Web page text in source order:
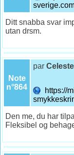
Ditt snabba svar
utan drsm.
Note
n°864
parCeleste
https://
Den me, du har
Fleksibel og